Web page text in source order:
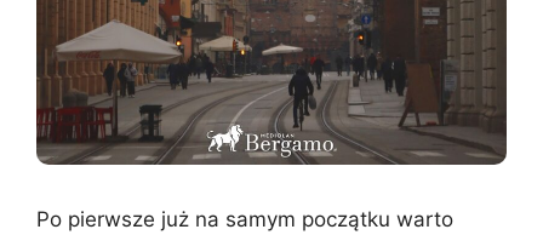
Po pierwsze już na samym początku warto